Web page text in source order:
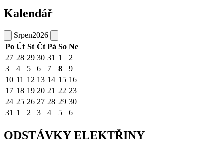
Kalendář
Srpen2026
Po Út St Čt Pá So Ne
27 28 29 30 31 1
2
3
4 5 6 7 8
9
10 11 12 13 14 15 16
17 18 19 20 21 22 23
24 25 26 27 28 29 30
31 1 2 3 4 5 6
ODSTÁVKY ELEKTŘINY